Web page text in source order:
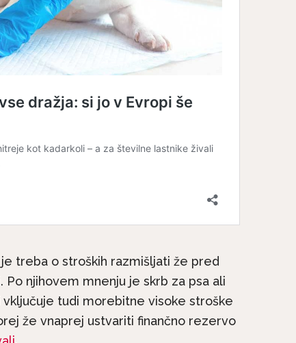
treba o stroških razmišljati že pred
Po njihovem mnenju je skrb za psa ali
vključuje tudi morebitne visoke stroške
že vnaprej ustvariti finančno rezervo